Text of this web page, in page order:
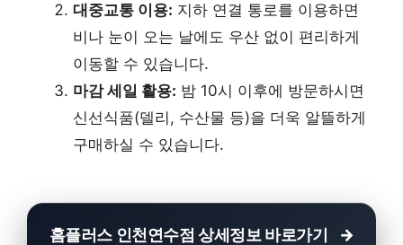
대중교통 이용: 지하 연결 통로를 이용하면
비나 눈이 오는 날에도 우산 없이 편리하게
이동할 수 있습니다.
마감 세일 활용: 밤 10시 이후에 방문하시면
신선식품(델리, 수산물 등)을 더욱 알뜰하게
구매하실 수 있습니다.
홈플러스 인천연수점 상세정보 바로가기